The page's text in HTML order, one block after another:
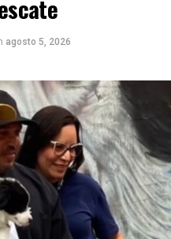
agosto 5, 2026